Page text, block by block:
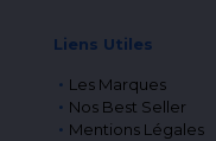
Liens Utiles
Les Marques
Nos Best Seller
Mentions Légales